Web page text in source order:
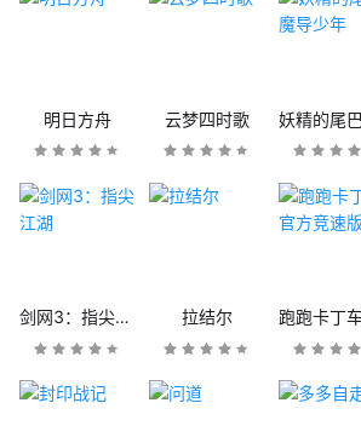
明日方舟 云梦四时歌
剑网3：指尖江湖 拉结尔